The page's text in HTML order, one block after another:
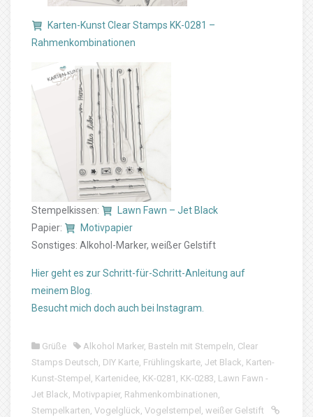
Karten-Kunst Clear Stamps KK-0281 –
Rahmenkombinationen
Stempelkissen:
Lawn Fawn – Jet Black
Papier:
Motivpapier
Sonstiges: Alkohol-Marker, weißer Gelstift
Hier geht es zur Schritt-für-Schritt-Anleitung auf
meinem Blog.
Besucht mich doch auch bei Instagram.
Grüße Alkohol Marker, Basteln mit Stempeln, Clear
Stamps Deutsch, DIY Karte, Frühlingskarte, Jet Black, Karten-
Kunst-Stempel , Kartenidee, KK-0281 , KK-0283, Lawn Fawn -
Jet Black, Motivpapier, Rahmenkombinationen,
Stempelkarten, Vogelglück, Vogelstempel , weißer Gelstift